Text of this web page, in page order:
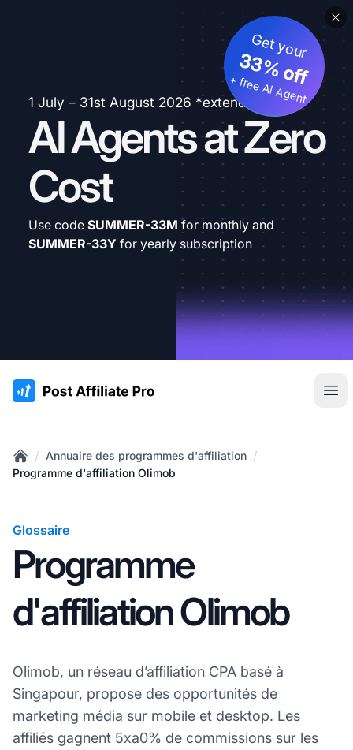
1 July – 31st August 2026 *extended
AI Agents at Zero
Cost
Get your
33% off
+ free AI Agent
Use code SUMMER-33M for monthly and
SUMMER-33Y for yearly subscription
:site.title
Home
/ Annuaire des programmes d'affiliation /
Programme d'affiliation Olimob
Glossaire
Programme
d'affiliation Olimob
Olimob, un réseau d’affiliation CPA basé à
Singapour, propose des opportunités de
marketing média sur mobile et desktop. Les
affiliés gagnent 5xa0% de commissions sur les